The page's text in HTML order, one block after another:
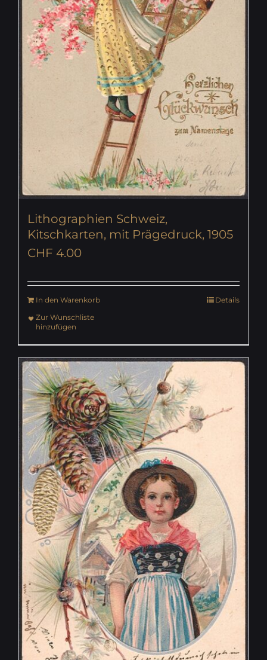
Lithographien Schweiz,
Kitschkarten, mit Prägedruck, 1905
CHF 4.00
In den Warenkorb
Details
Zur Wunschliste
hinzufügen